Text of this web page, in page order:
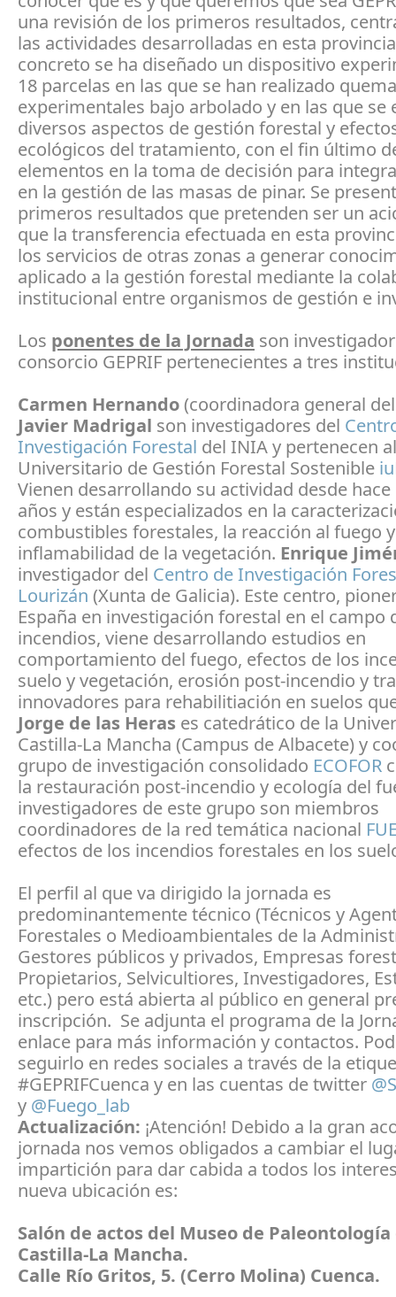
una revisión de los primeros resultados,
las actividades desarrolladas en esta
concreto se ha diseñado un dispositivo
18 parcelas en las que se han realizado
experimentales bajo arbolado y en las que se
diversos aspectos de gestión forestal y
ecológicos del tratamiento, con el fin último
elementos en la toma de decisión para
en la gestión de las masas de pinar. Se
primeros resultados que pretenden ser un
que la transferencia efectuada en esta
los servicios de otras zonas a generar
aplicado a la gestión forestal mediante la
institucional entre organismos de gestión e
Los ponentes de la Jornada son
consorcio GEPRIF pertenecientes a tres
Carmen Hernando (coordinadora general
Javier Madrigal son investigadores del
Investigación Forestal del INIA y pertenecen
Universitario de Gestión Forestal Sostenible
Vienen desarrollando su actividad desde hace
años y están especializados en la
combustibles forestales, la reacción al fuego
inflamabilidad de la vegetación. Enrique
investigador del Centro de Investigación
Lourizán (Xunta de Galicia). Este centro,
España en investigación forestal en el campo
incendios, viene desarrollando estudios en
comportamiento del fuego, efectos de los
suelo y vegetación, erosión post-incendio y
innovadores para rehabilitiación en suelos
Jorge de las Heras es catedrático de la
Castilla-La Mancha (Campus de Albacete) y
grupo de investigación consolidado ECOFOR
la restauración post-incendio y ecología del
investigadores de este grupo son miembros
coordinadores de la red temática nacional
efectos de los incendios forestales en los
El perfil al que va dirigido la jornada es
predominantemente técnico (Técnicos y
Forestales o Medioambientales de la
Gestores públicos y privados, Empresas
Propietarios, Selvicultiores, Investigadores,
etc.) pero está abierta al público en general
inscripción. Se adjunta el programa de la
enlace para más información y contactos.
seguirlo en redes sociales a través de la
#GEPRIFCuenca y en las cuentas de twitter
y @Fuego_lab
Actualización: ¡Atención! Debido a la gran
jornada nos vemos obligados a cambiar el
impartición para dar cabida a todos los
nueva ubicación es:
Salón de actos del Museo de Paleontología
Castilla-La Mancha.
Calle Río Gritos, 5. (Cerro Molina) Cuenca.